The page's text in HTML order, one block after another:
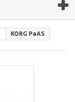
KORG PaAS